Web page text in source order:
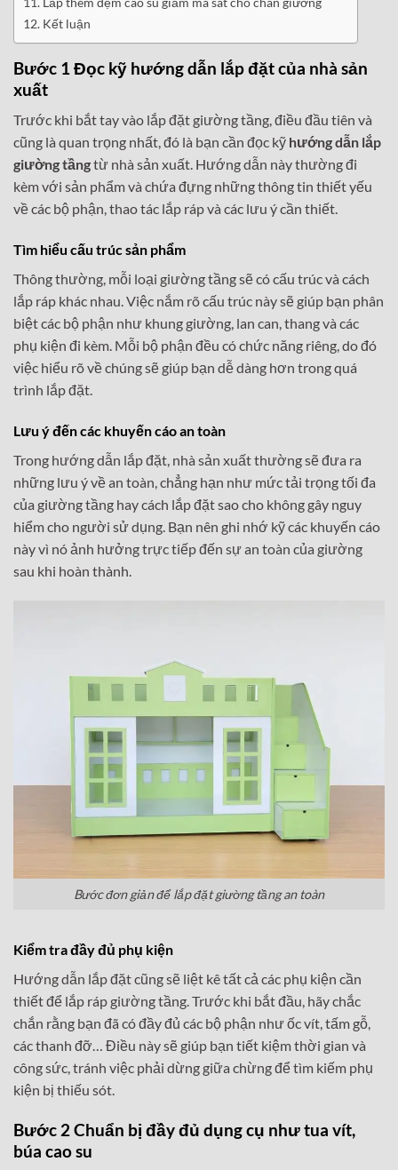
Kết luận
Bước 1 Đọc kỹ hướng dẫn lắp đặt của nhà sản
xuất
Trước khi bắt tay vào lắp đặt giường tầng, điều đầu tiên và
cũng là quan trọng nhất, đó là bạn cần đọc kỹ hướng dẫn lắp
giường tầngtừ nhà sản xuất. Hướng dẫn này thường đi
kèm với sản phẩm và chứa đựng những thông tin thiết yếu
về các bộ phận, thao tác lắp ráp và các lưu ý cần thiết.
Tìm hiểu cấu trúc sản phẩm
Thông thường, mỗi loại giường tầng sẽ có cấu trúc và cách
lắp ráp khác nhau. Việc nắm rõ cấu trúc này sẽ giúp bạn phân
biệt các bộ phận như khung giường, lan can, thang và các
phụ kiện đi kèm. Mỗi bộ phận đều có chức năng riêng, do đó
việc hiểu rõ về chúng sẽ giúp bạn dễ dàng hơn trong quá
trình lắp đặt.
Lưu ý đến các khuyến cáo an toàn
Trong hướng dẫn lắp đặt, nhà sản xuất thường sẽ đưa ra
những lưu ý về an toàn, chẳng hạn như mức tải trọng tối đa
của giường tầng hay cách lắp đặt sao cho không gây nguy
hiểm cho người sử dụng. Bạn nên ghi nhớ kỹ các khuyến cáo
này vì nó ảnh hưởng trực tiếp đến sự an toàn của giường
sau khi hoàn thành.
Bước đơn giản để lắp đặt giường tầng an toàn
Kiểm tra đầy đủ phụ kiện
Hướng dẫn lắp đặt cũng sẽ liệt kê tất cả các phụ kiện cần
thiết để lắp ráp giường tầng. Trước khi bắt đầu, hãy chắc
chắn rằng bạn đã có đầy đủ các bộ phận như ốc vít, tấm gỗ,
các thanh đỡ… Điều này sẽ giúp bạn tiết kiệm thời gian và
công sức, tránh việc phải dừng giữa chừng để tìm kiếm phụ
kiện bị thiếu sót.
Bước 2 Chuẩn bị đầy đủ dụng cụ như tua vít,
búa cao su